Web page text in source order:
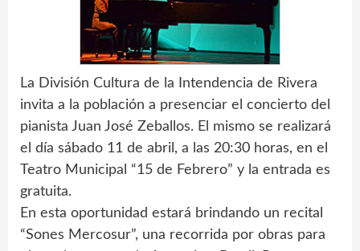
La División Cultura de la Intendencia de Rivera
invita a la población a presenciar el concierto del
pianista Juan José Zeballos. El mismo se realizará
el día sábado 11 de abril, a las 20:30 horas, en el
Teatro Municipal “15 de Febrero” y la entrada es
gratuita.
En esta oportunidad estará brindando un recital
“Sones Mercosur”, una recorrida por obras para